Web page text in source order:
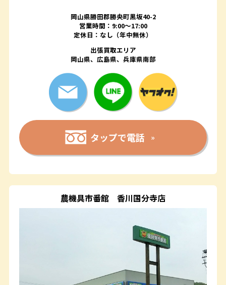
岡山県勝田郡勝央町黒坂40-2
営業時間：9:00～17:00
定休日：なし（年中無休）
出張買取エリア
岡山県、広島県、兵庫県南部
タップで電話
農機具市番館 香川国分寺店